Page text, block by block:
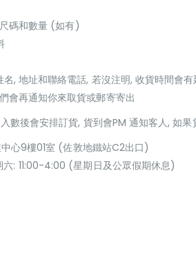
碼和數量 (如有)
, 地址和聯絡電話, 若沒注明, 收貨時間會
會再通知你來取貨或郵寄寄出
數後會安排訂貨, 貨到會PM 通知客人, 如
心9樓01室 (佐敦地鐵站C2出口)
: 11:00-4:00 (星期日及公眾假期休息)